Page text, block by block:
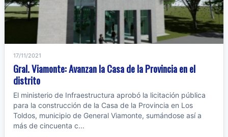
17/11/2021
Gral. Viamonte: Avanzan la Casa de la Provincia en el
distrito
El ministerio de Infraestructura aprobó la licitación pública
para la construcción de la Casa de la Provincia en Los
Toldos, municipio de General Viamonte, sumándose así a
más de cincuenta c...